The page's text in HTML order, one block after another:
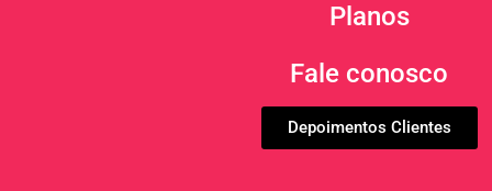
Planos
Fale conosco
Depoimentos Clientes